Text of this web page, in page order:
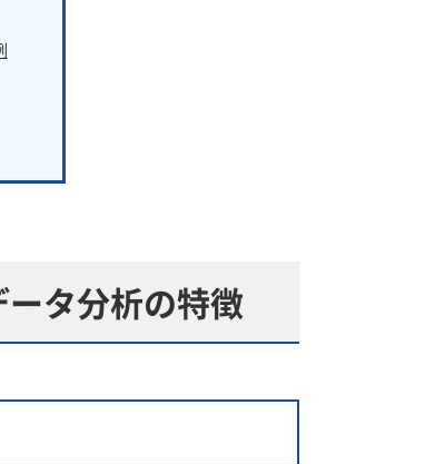
ータ分析の特徴